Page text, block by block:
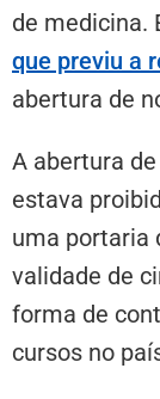
de medicina.
que previu a
abertura de
A abertura
estava
uma portaria
validade de
forma de
cursos no